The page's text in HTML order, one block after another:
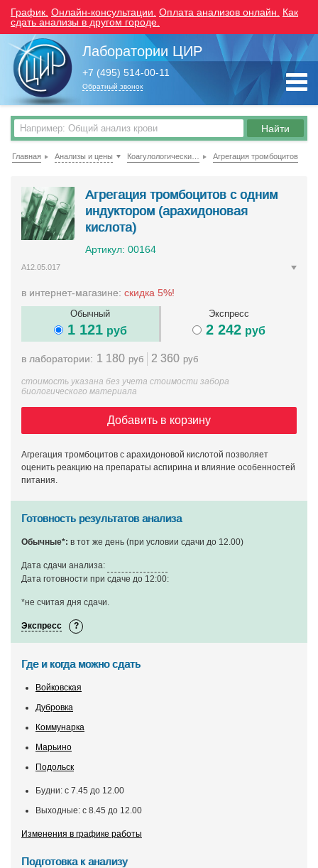
График. Онлайн-консультации. Оплата анализов онлайн.
Как
сдать анализы в другом городе.
Лаборатории ЦИР
+7 (495) 514-00-11
Обратный звонок
Главная Анализы и цены Агрегация тромбоцитов
Агрегация тромбоцитов с одним
индуктором (арахидоновая
кислота)
Артикул: 00164
A12.05.017
в интернет-магазине: скидка 5%!
Обычный
1 121 руб
Экспресс
2 242 руб
в лаборатории: 1 180 руб 2 360 руб
стоимость указана без учета стоимости забора
биологического материала
Добавить в корзину
Агрегация тромбоцитов с арахидоновой кислотой позволяет
оценить реакцию на препараты аспирина и влияние особенностей
питания.
Готовность результатов анализа
Обычные*: в тот же день (при условии сдачи до 12.00)
Дата сдачи анализа:
Дата готовности при сдаче до 12:00:
*не считая дня сдачи.
Экспресс
Где и когда можно сдать
Войковская
Дубровка
Коммунарка
Марьино
Подольск
Будни: с 7.45 до 12.00
Выходные: с 8.45 до 12.00
Изменения в графике работы
Подготовка к анализу